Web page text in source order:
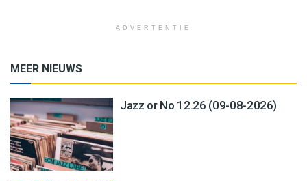
ADVERTENTIE
MEER NIEUWS
Jazz or No 12.26 (09-08-2026)